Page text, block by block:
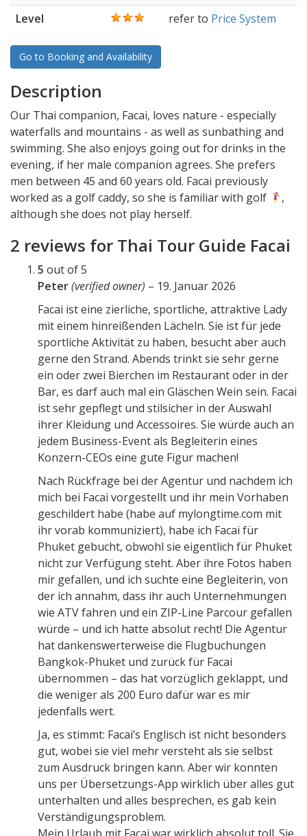
Level
refer to Price System
Go to Booking and Availability
Description
Our Thai companion, Facai, loves nature - especially
waterfalls and mountains - as well as sunbathing and
swimming. She also enjoys going out for drinks in the
evening, if her male companion agrees. She prefers
men between 45 and 60 years old. Facai previously
worked as a golf caddy, so she is familiar with golf
,
although she does not play herself.
2 reviews for Thai Tour Guide Facai
5 out of 5
Peter(verified owner) – 19. Januar 2026
Facai ist eine zierliche, sportliche, attraktive Lady
mit einem hinreißenden Lächeln. Sie ist für jede
sportliche Aktivität zu haben, besucht aber auch
gerne den Strand. Abends trinkt sie sehr gerne
ein oder zwei Bierchen im Restaurant oder in der
Bar, es darf auch mal ein Gläschen Wein sein. Facai
ist sehr gepflegt und stilsicher in der Auswahl
ihrer Kleidung und Accessoires. Sie würde auch an
jedem Business-Event als Begleiterin eines
Konzern-CEOs eine gute Figur machen!
Nach Rückfrage bei der Agentur und nachdem ich
mich bei Facai vorgestellt und ihr mein Vorhaben
geschildert habe (habe auf mylongtime.com mit
ihr vorab kommuniziert), habe ich Facai für
Phuket gebucht, obwohl sie eigentlich für Phuket
nicht zur Verfügung steht. Aber ihre Fotos haben
mir gefallen, und ich suchte eine Begleiterin, von
der ich annahm, dass ihr auch Unternehmungen
wie ATV fahren und ein ZIP-Line Parcour gefallen
würde – und ich hatte absolut recht! Die Agentur
hat dankenswerterweise die Flugbuchungen
Bangkok-Phuket und zurück für Facai
übernommen – das hat vorzüglich geklappt, und
die weniger als 200 Euro dafür war es mir
jedenfalls wert.
Ja, es stimmt: Facai’s Englisch ist nicht besonders
gut, wobei sie viel mehr versteht als sie selbst
zum Ausdruck bringen kann. Aber wir konnten
uns per Übersetzungs-App wirklich über alles gut
unterhalten und alles besprechen, es gab kein
Verständigungsproblem.